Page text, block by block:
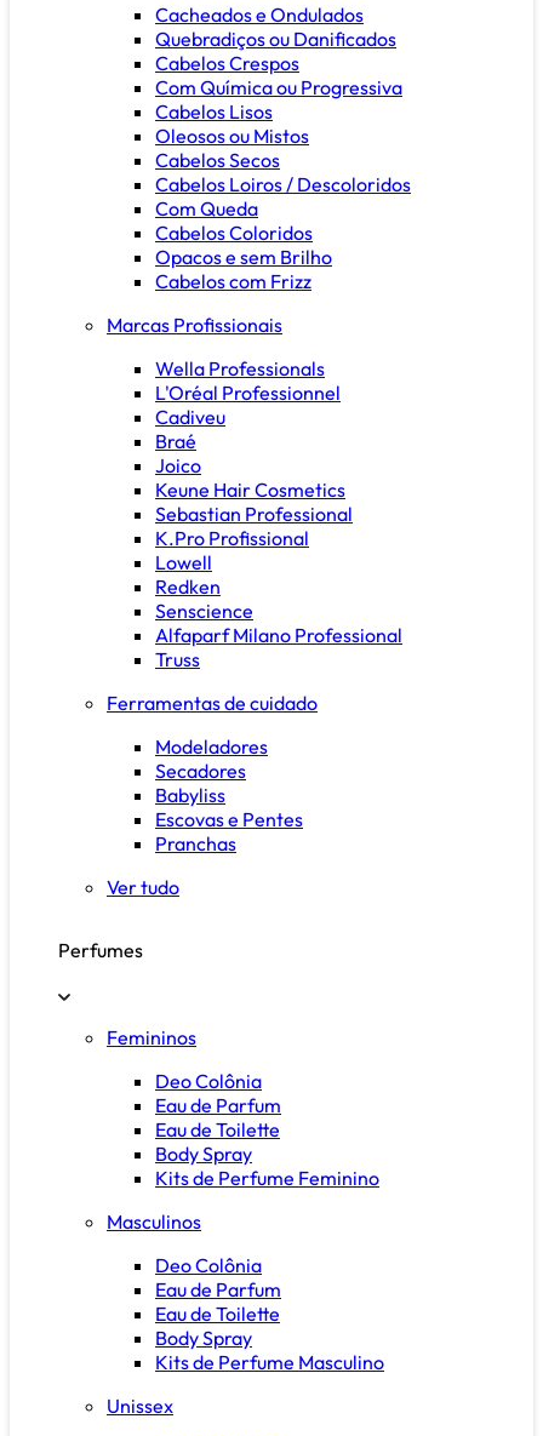
Cacheados e Ondulados
Quebradiços ou Danificados
Cabelos Crespos
Com Química ou Progressiva
Cabelos Lisos
Oleosos ou Mistos
Cabelos Secos
Cabelos Loiros / Descoloridos
Com Queda
Cabelos Coloridos
Opacos e sem Brilho
Cabelos com Frizz
Marcas Profissionais
Wella Professionals
L'Oréal Professionnel
Cadiveu
Braé
Joico
Keune Hair Cosmetics
Sebastian Professional
K.Pro Profissional
Lowell
Redken
Senscience
Alfaparf Milano Professional
Truss
Ferramentas de cuidado
Modeladores
Secadores
Babyliss
Escovas e Pentes
Pranchas
Ver tudo
Perfumes
Femininos
Deo Colônia
Eau de Parfum
Eau de Toilette
Body Spray
Kits de Perfume Feminino
Masculinos
Deo Colônia
Eau de Parfum
Eau de Toilette
Body Spray
Kits de Perfume Masculino
Unissex